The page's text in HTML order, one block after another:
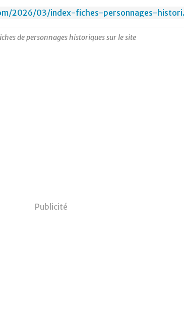
https://
de personnages historiques sur le site
Publicité